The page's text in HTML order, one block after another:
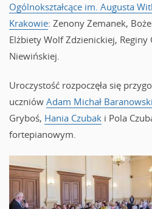
Ogólnokształcące im. Augusta
Krakowie: Zenony Zemanek,
Elżbiety Wolf Zdzienickiej, Reginy
Niewińskiej.
Uroczystość rozpoczęła się
uczniów Adam Michał Baranowski
Gryboś, Hania Czubak i Pola
fortepianowym.